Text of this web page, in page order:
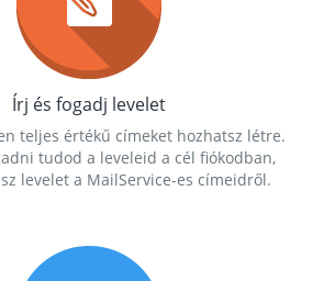
Írj és fogadj levelet
teljes értékű címeket hozhatsz létre.
tudod a leveleid a cél fiókodban,
levelet a MailService-es címeidről.